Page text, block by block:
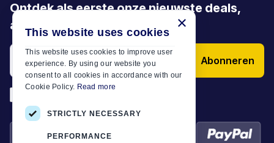
Ontdek als eerste onze nieuwste deals,
aanbiedingen en artikelen
Abonneren
×
This website uses cookies
This website uses cookies to improve user
experience. By using our website you
consent to all cookies in accordance with our
Cookie Policy. Read more
STRICTLY NECESSARY
PERFORMANCE